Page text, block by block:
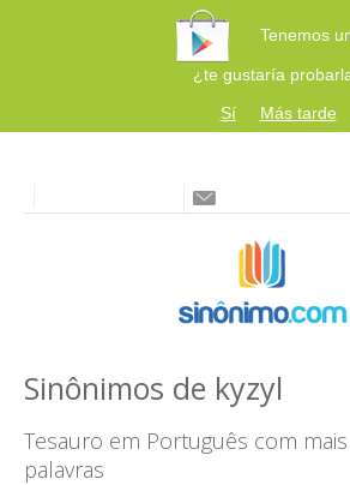
Tenemos
¿te gustaría
Sí
Más tarde
Sinônimos de kyzyl
Tesauro em Português com
palavras